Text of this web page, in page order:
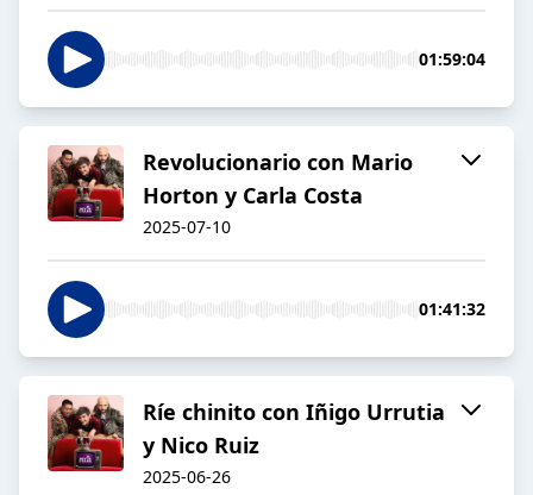
01:59:04
Revolucionario con Mario
Horton y Carla Costa
2025-07-10
01:41:32
Ríe chinito con Iñigo Urrutia
y Nico Ruiz
2025-06-26